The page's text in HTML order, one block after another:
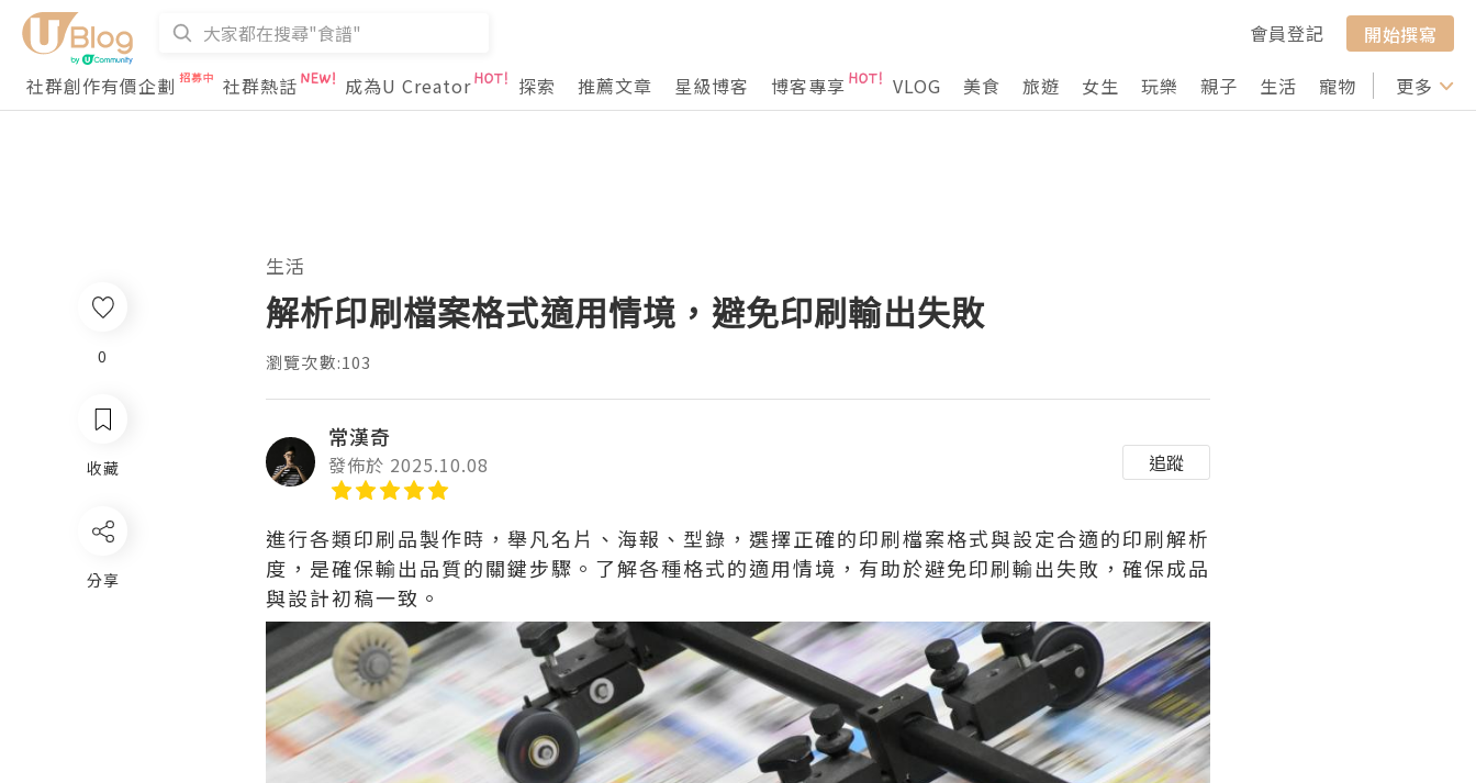
會員登記
開始撰寫
社群創作有價企劃
社群熱話 成為U Creator 探索 推薦文章 星級博客 博客專享 VLOG 美食 旅遊 女生 玩樂 親子 生活 寵物 行山 打卡
更多
生活
解析印刷檔案格式適用情境，避免印刷輸出失敗
瀏覽次數:103
常漢奇
發佈於 2025.10.08 追蹤
進行各類印刷品製作時，舉凡名片、海報、型錄，選擇正確的印刷檔案格式與設定合適的印刷解析
度，是確保輸出品質的關鍵步驟。了解各種格式的適用情境，有助於避免印刷輸出失敗，確保成品
與設計初稿一致。
0
收藏
分享